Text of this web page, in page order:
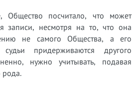
Общество посчитало, что может
записи, несмотря на то, что она
не самого Общества, а его
придерживаются другого
нужно учитывать, подавая
рода.